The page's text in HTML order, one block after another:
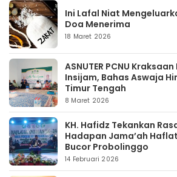
Ini Lafal Niat
Doa Menerima
18 Maret 2026
ASNUTER PCNU
Insijam, Bahas Aswaja
Timur Tengah
8 Maret 2026
KH. Hafidz Tekankan
Hadapan Jama’ah
Bucor Probolinggo
14 Februari 2026